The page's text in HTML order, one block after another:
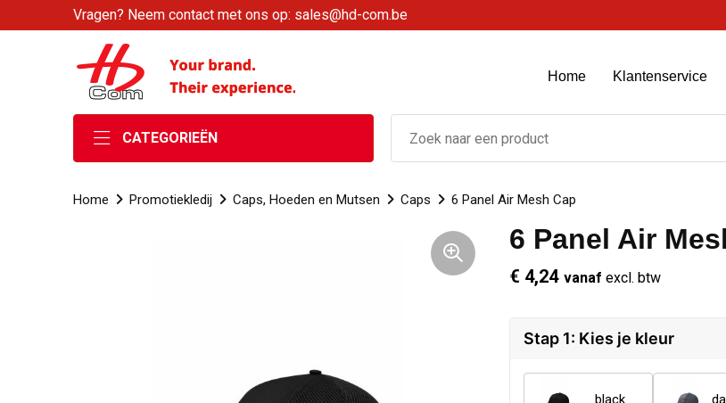
Vragen? Neem contact met ons op: sales@hd-com.be
Home Klantenservice
CATEGORIEËN
Home Promotiekledij Caps, Hoeden en Mutsen Caps 6 Panel Air Mesh Cap
6 Panel Air
€ 4,24 vanaf excl. btw
Stap 1: Kies je kleur
black